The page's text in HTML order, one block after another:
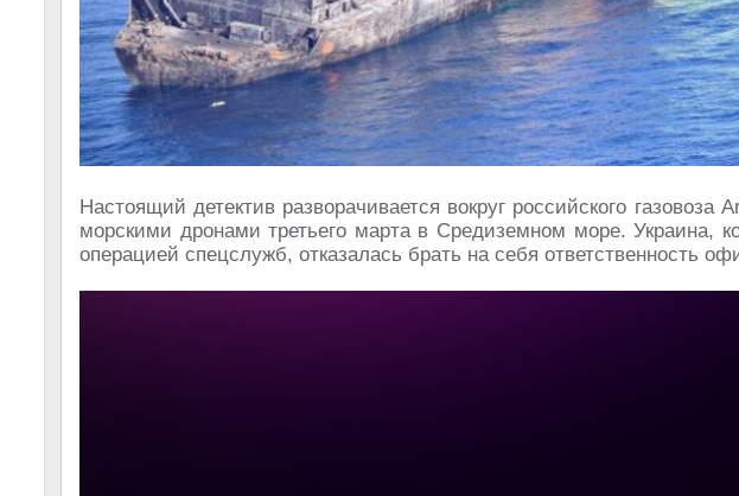
Настоящий детектив разворачивается вокруг российского
морскими дронами третьего марта в Средиземном море. Украина,
операцией спецслужб, отказалась брать на себя ответственность